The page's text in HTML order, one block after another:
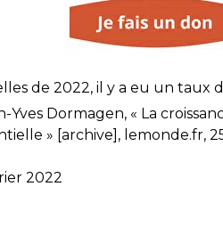
de 2022, il y a eu un taux
Yves Dormagen, « La
» [archive], lemonde.fr,
2022